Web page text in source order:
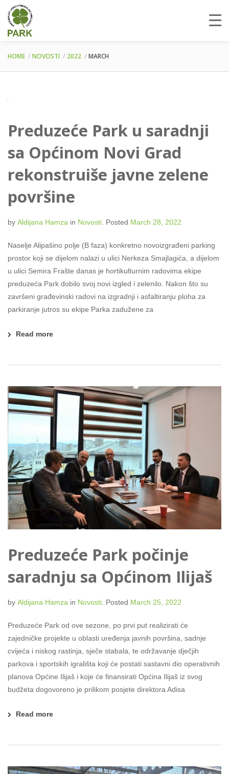
HOME NOVOSTI 2022 MARCH
Preduzeće Park u saradnji
sa Općinom Novi Grad
rekonstruiše javne zelene
površine
by Aldijana Hamza in Novosti Posted March 28, 2022
Naselje Alipašino polje (B faza) konkretno novoizgrađeni parking
prostor koji se dijelom nalazi u ulici Nerkeza Smajlagića, a dijelom
u ulici Semira Frašte danas je hortikulturnim radovima ekipe
preduzeća Park dobilo svoj novi izgled i zelenilo. Nakon što su
završeni građevinski radovi na izgradnji i asfaltiranju ploha za
parkiranje jutros su ekipe Parka zadužene za
Read more
Preduzeće Park počinje
saradnju sa Općinom Ilijaš
by Aldijana Hamza in Novosti Posted March 25, 2022
Preduzeće Park od ove sezone, po prvi put realizirati će
zajedničke projekte u oblasti uređenja javnih površina, sadnje
cvijeća i niskog rastinja, sječe stabala, te održavanje dječjih
parkova i sportskih igrališta koji će postati sastavni dio operativnih
planova Općine Ilijaš i koje će finansirati Općina Ilijaš iz svog
budžeta dogovoreno je prilikom posjete direktora Adisa
Read more